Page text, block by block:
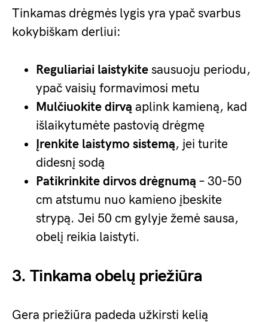
Tinkamas drėgmės lygis yra ypač svarbus
kokybiškam derliui:
Reguliariai laistykite sausuoju periodu,
ypač vaisių formavimosi metu
Mulčiuokite dirvą aplink kamieną, kad
išlaikytumėte pastovią drėgmę
Įrenkite laistymo sistemą, jei turite
didesnį sodą
Patikrinkite dirvos drėgnumą – 30-50
cm atstumu nuo kamieno įbeskite
strypą. Jei 50 cm gylyje žemė sausa,
obelį reikia laistyti.
3. Tinkama obelų priežiūra
Gera priežiūra padeda užkirsti kelią